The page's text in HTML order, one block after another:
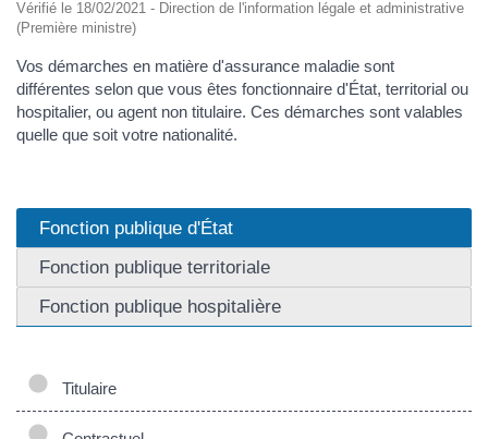
Vérifié le 18/02/2021 - Direction de l'information légale et administrative
(Première ministre)
Vos démarches en matière d'assurance maladie sont
différentes selon que vous êtes fonctionnaire d'État, territorial ou
hospitalier, ou agent non titulaire. Ces démarches sont valables
quelle que soit votre nationalité.
Fonction publique d'État
Fonction publique territoriale
Fonction publique hospitalière
Titulaire